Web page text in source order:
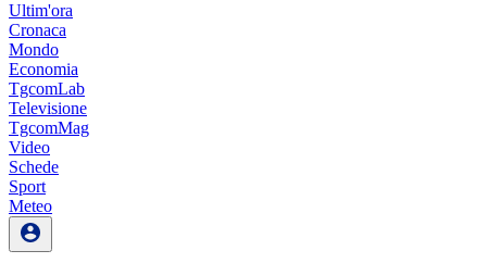
Ultim'ora
Cronaca
Mondo
Economia
TgcomLab
Televisione
TgcomMag
Video
Schede
Sport
Meteo